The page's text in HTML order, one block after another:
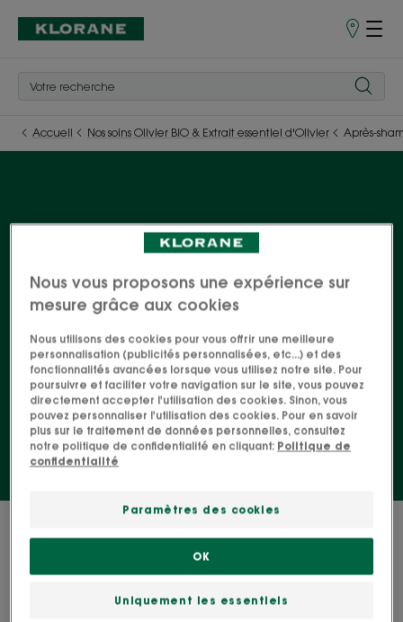
Points
Accueil Nos soins Olivier BIO & Extrait essentiel d'Olivier Après-
Après-shampoing
Les bienfaits de l'Olivier BIO et Extrait essentiel
d'Olivier, riche en oligo-éléments et antioxydants,
pour les cheveux affaiblis et affinés par le temps. Sa
forte teneur en nutriment régénère le cheveu en
lui apportant matière et épaisseur.
Recherche par problématique, gamme ou type
Nous vous proposons une expérience sur
mesure grâce aux cookies
Nous utilisons des cookies pour vous offrir une meilleure
personnalisation (publicités personnalisées, etc...) et des
fonctionnalités avancées lorsque vous utilisez notre site. Pour
poursuivre et faciliter votre navigation sur le site, vous pouvez
directement accepter l'utilisation des cookies. Sinon, vous
pouvez personnaliser l'utilisation des cookies. Pour en savoir
plus sur le traitement de données personnelles, consultez
notre politique de confidentialité en cliquant: Politique de
confidentialité
Paramètres des cookies
Uniquement les essentiels
OK